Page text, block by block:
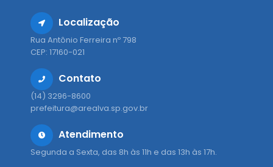
Localização
Rua Antônio Ferreira nº 798
CEP: 17160-021
Contato
(14) 3296-8600
prefeitura@arealva.sp.gov.br
Atendimento
Segunda a Sexta, das 8h às 11h e das 13h às 17h.